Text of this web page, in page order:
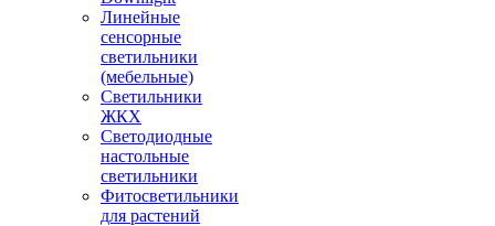
Линейные
сенсорные
светильники
(мебельные)
Светильники
ЖКХ
Светодиодные
настольные
светильники
Фитосветильники
для растений